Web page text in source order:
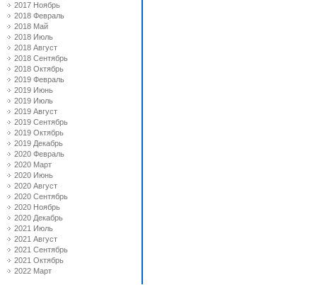
2017 Ноябрь
2018 Февраль
2018 Май
2018 Июль
2018 Август
2018 Сентябрь
2018 Октябрь
2019 Февраль
2019 Июнь
2019 Июль
2019 Август
2019 Сентябрь
2019 Октябрь
2019 Декабрь
2020 Февраль
2020 Март
2020 Июнь
2020 Август
2020 Сентябрь
2020 Ноябрь
2020 Декабрь
2021 Июль
2021 Август
2021 Сентябрь
2021 Октябрь
2022 Март